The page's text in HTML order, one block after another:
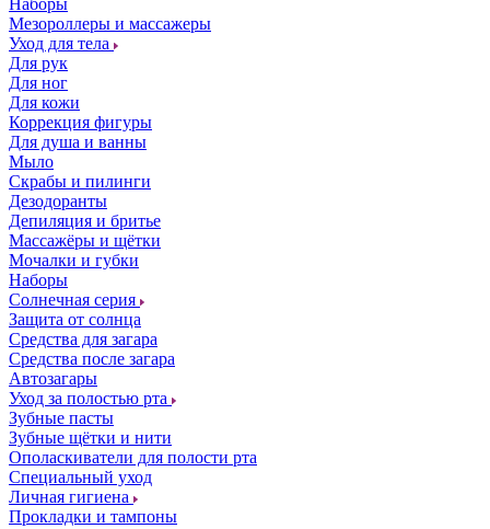
Наборы
Мезороллеры и массажеры
Уход для тела
Для рук
Для ног
Для кожи
Коррекция фигуры
Для душа и ванны
Мыло
Скрабы и пилинги
Дезодоранты
Депиляция и бритье
Массажёры и щётки
Мочалки и губки
Наборы
Солнечная серия
Защита от солнца
Средства для загара
Средства после загара
Автозагары
Уход за полостью рта
Зубные пасты
Зубные щётки и нити
Ополаскиватели для полости рта
Специальный уход
Личная гигиена
Прокладки и тампоны